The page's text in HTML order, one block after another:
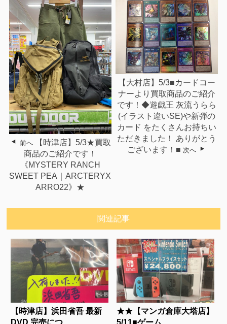
前へ
【時津店】5/3★買取
商品のご紹介です！
《MYSTERY RANCH
SWEET PEA｜ARCTERYX
ARRO22》★
【大村店】5/3■カードコー
ナーより買取商品のご紹介
です！◆遊戯王 灰流うらら
(イラスト違いSE)や新弾の
カード をたくさんお持ちい
ただきました！ ありがとう
ございます！■ 次へ
関連記事
【時津店】浜田省吾 最新
DVD 完売につ...
★★【マンガ倉庫大塔店】
5/11■ゲーム...